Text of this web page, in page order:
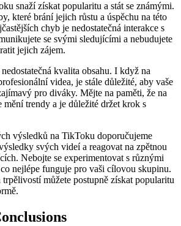
snaží získat popularitu a stát se známými.
které brání jejich růstu a úspěchu na této
chyb je nedostatečná interakce s
se svými sledujícími a nebudujete
jejich zájem.
kvalita obsahu. I když na
videa, je stále důležité, aby vaše
pro diváky. Mějte na paměti, že na
mění trendy a je důležité držet krok s
výsledků na TikToku doporučujeme
svých videí a reagovat na zpětnou
Nebojte se experimentovat s různými
nejlépe funguje pro vaši cílovou skupinu.
můžete postupně získat popularitu